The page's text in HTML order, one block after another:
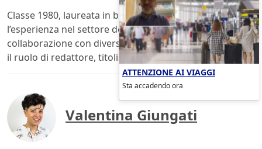
Classe 1980, laureata in biochimica clinica. Ho maturato
l’esperienza nel settore dell’editoria, grazie alla
collaborazione con diverse redazioni online, ricoprendo
il ruolo di redattore, titolista e responsabile.
Valentina Giungati
ATTENZIONE AI VIAGGI
Sta accadendo ora